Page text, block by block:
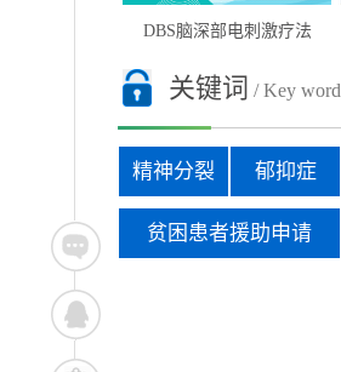
DBS脑深部电刺激疗法
关键词 / Key word
精神分裂 郁抑症
贫困患者援助申请